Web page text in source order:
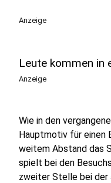
Anzeige
Leute kommen in
Anzeige
Wie in den
Hauptmotiv für einen
weitem Abstand das
spielt bei den
zweiter Stelle bei der